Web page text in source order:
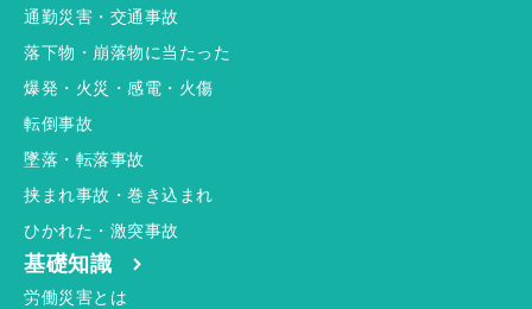
通勤災害・交通事故
落下物・崩落物に当たった
爆発・火災・感電・火傷
転倒事故
墜落・転落事故
挟まれ事故・巻き込まれ
ひかれた・激突事故
基礎知識
労働災害とは